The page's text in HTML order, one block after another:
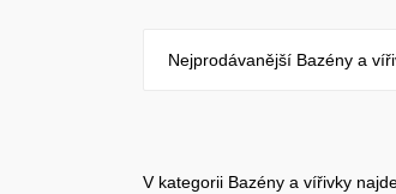
Nejprodávanější Bazény a
V kategorii Bazény a vířivky